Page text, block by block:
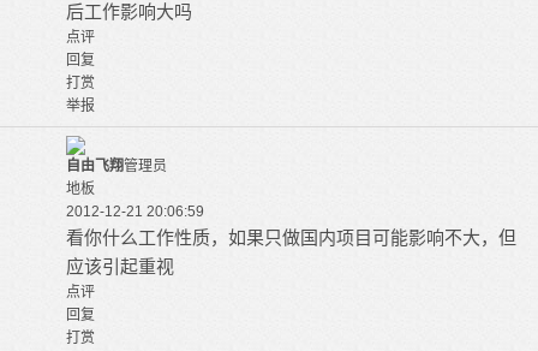
后工作影响大吗
点评
回复
打赏
举报
自由飞翔管理员
地板
2012-12-21 20:06:59
看你什么工作性质，如果只做国内项目可能影响不大，但
应该引起重视
点评
回复
打赏